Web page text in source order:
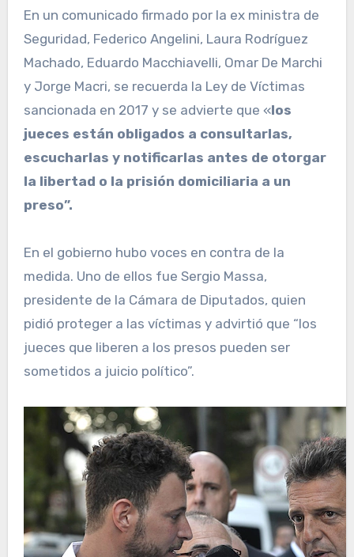
En un comunicado firmado por la ex ministra de
Seguridad, Federico Angelini, Laura Rodríguez
Machado, Eduardo Macchiavelli, Omar De Marchi
y Jorge Macri, se recuerda la Ley de Víctimas
sancionada en 2017 y se advierte que «los
jueces están obligados a consultarlas,
escucharlas y notificarlas antes de otorgar
la libertad o la prisión domiciliaria a un
preso”.
En el gobierno hubo voces en contra de la
medida. Uno de ellos fue Sergio Massa,
presidente de la Cámara de Diputados, quien
pidió proteger a las víctimas y advirtió que “los
jueces que liberen a los presos pueden ser
sometidos a juicio político”.